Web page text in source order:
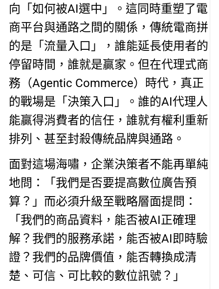
向「如何被AI選中」。這同時重塑了電
商平台與通路之間的關係，傳統電商拼
的是「流量入口」，誰能延長使用者的
停留時間，誰就是贏家。但在代理式商
務（Agentic Commerce）時代，真正
的戰場是「決策入口」。誰的AI代理人
能贏得消費者的信任，誰就有權利重新
排列、甚至封殺傳統品牌與通路。
面對這場海嘯，企業決策者不能再單純
地問：「我們是否要提高數位廣告預
算？」而必須升級至戰略層面提問：
「我們的商品資料，能否被AI正確理
解？我們的服務承諾，能否被AI即時驗
證？我們的品牌價值，能否轉換成清
楚、可信、可比較的數位訊號？」